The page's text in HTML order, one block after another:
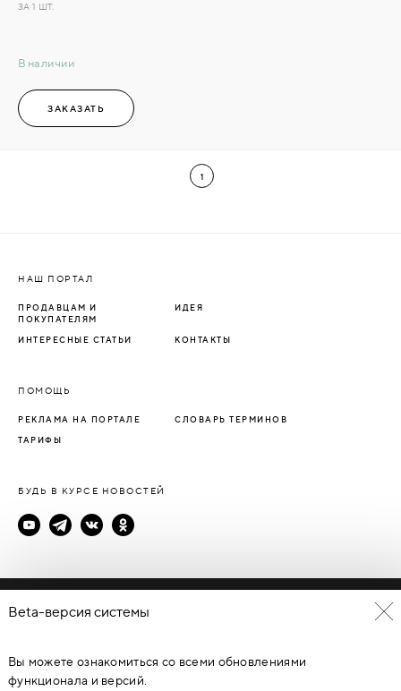
В наличии
ЗА 1 ШТ.
ЗАКАЗАТЬ
1
НАШ ПОРТАЛ
ПРОДАВЦАМ И
ПОКУПАТЕЛЯМ
ИДЕЯ
ИНТЕРЕСНЫЕ СТАТЬИ КОНТАКТЫ
ПОМОЩЬ
РЕКЛАМА НА ПОРТАЛЕ СЛОВАРЬ ТЕРМИНОВ
ТАРИФЫ
БУДЬ В КУРСЕ НОВОСТЕЙ
Политика конфиденциальности
© Каталог дверей - DverProf, 2021-2026Материалы сайта
являются объектами авторского права. Запрещается
копирование, распространение, любое использование
Beta-версия системы
Вы можете ознакомиться со всеми обновлениями
функционала и версий.